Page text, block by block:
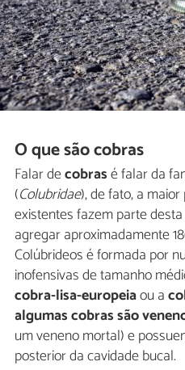
O que são cobras
Falar decobrasé falar da
(Colubridae), de fato, a
existentes fazem parte
agregar aproximadamente
Colúbrideos é formada por
inofensivas de tamanho
cobra-lisa-europeiaou a
algumas cobras são
um veneno mortal) e
posterior da cavidade bucal.